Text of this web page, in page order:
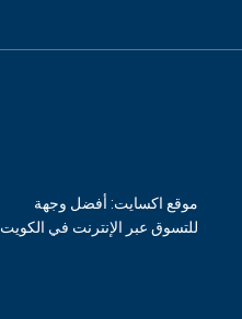
موقع اكسايت: أفضل وجهة
للتسوق عبر الإنترنت في الكويت